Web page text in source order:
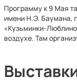
Программу к 9 Мая
имени Н.Э. Баумана,
«Кузьминки-
воздухе. Там